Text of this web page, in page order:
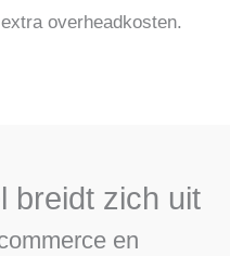
overheadkosten.
breidt zich uit
en